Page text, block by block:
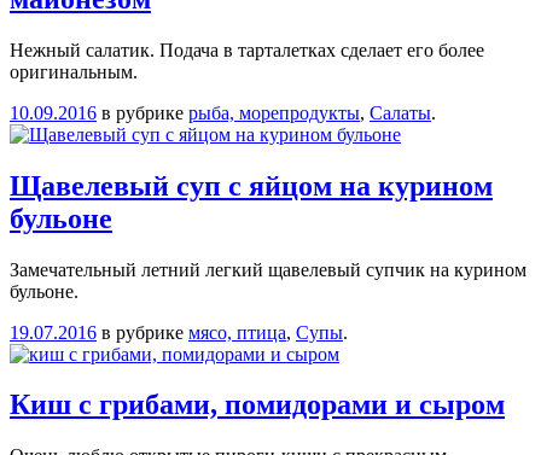
Нежный салатик. Подача в тарталетках сделает его более
оригинальным.
10.09.2016 в рубрике рыба, морепродукты, Салаты.
Щавелевый суп с яйцом на курином
бульоне
Замечательный летний легкий щавелевый супчик на курином
бульоне.
19.07.2016 в рубрике мясо, птица, Супы.
Киш с грибами, помидорами и сыром